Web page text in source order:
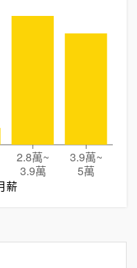
2.8萬~
3.9萬
3.9萬~
5萬
薪